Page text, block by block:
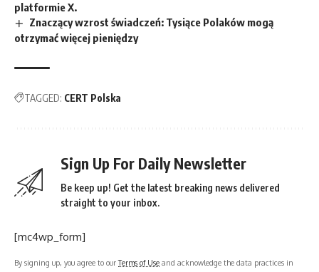
platformie X.
Znaczący wzrost świadczeń: Tysiące Polaków mogą
otrzymać więcej pieniędzy
TAGGED: CERT Polska
Sign Up For Daily Newsletter
Be keep up! Get the latest breaking news delivered
straight to your inbox.
[mc4wp_form]
By signing up, you agree to ourTerms of Use and acknowledge the data practices in